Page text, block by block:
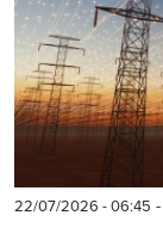
22/07/2026 - 06:45